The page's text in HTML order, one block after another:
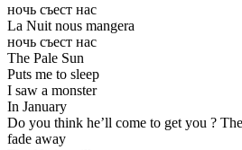
ночь съест нас
La Nuit nous mangera
ночь съест нас
The Pale Sun
Puts me to sleep
I saw a monster
In January
Do you think he’ll come to get you ?
fade away